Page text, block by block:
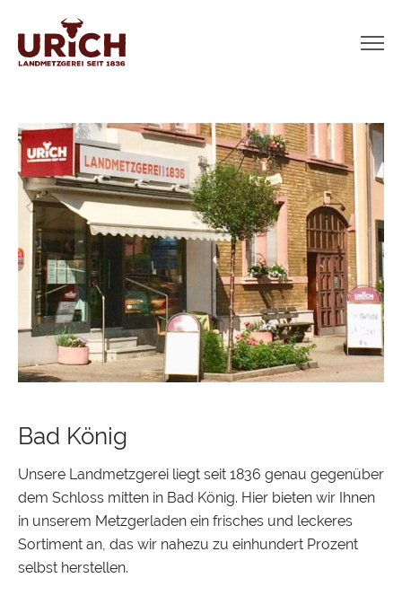
Bad König
Unsere Landmetzgerei liegt seit 1836 genau gegenüber
dem Schloss mitten in Bad König. Hier bieten wir Ihnen
in unserem Metzgerladen ein frisches und leckeres
Sortiment an, das wir nahezu zu einhundert Prozent
selbst herstellen.